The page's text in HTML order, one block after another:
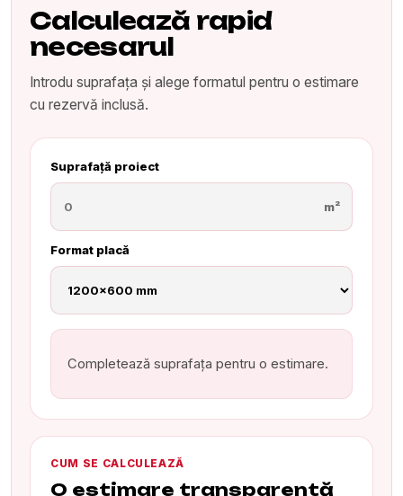
Calculează rapid
necesarul
Introdu suprafața și alege formatul pentru o estimare
cu rezervă inclusă.
Suprafață proiect
m²
Format placă
Completează suprafața pentru o estimare.
CUM SE CALCULEAZĂ
O estimare transparentă